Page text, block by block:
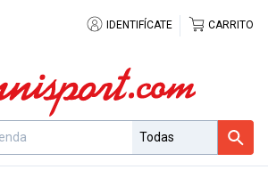
IDENTIFÍCATE CARRITO